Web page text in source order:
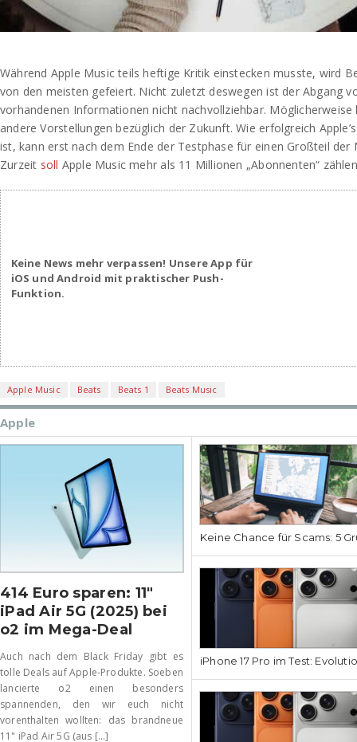
Während Apple Music teils heftige Kritik einstecken musste, wird
von den meisten gefeiert. Nicht zuletzt deswegen ist der Abgang
vorhandenen Informationen nicht nachvollziehbar. Möglicherweise
andere Vorstellungen bezüglich der Zukunft. Wie erfolgreich
ist, kann erst nach dem Ende der Testphase für einen Großteil der
Zurzeit soll Apple Music mehr als 11 Millionen „Abonnenten“
Keine News mehr verpassen! Unsere App für
iOS und Android mit praktischer Push-
Funktion.
Apple Music Beats Beats 1 Beats Music
Apple
414 Euro sparen: 11″
iPad Air 5G (2025) bei
o2 im Mega-Deal
Auch nach dem Black Friday gibt es
tolle Deals auf Apple-Produkte. Soeben
lancierte o2 einen besonders
spannenden, den wir euch nicht
vorenthalten wollten: das brandneue
11" iPad Air 5G (aus [...]
Keine Chance für Scams: 5
iPhone 17 Pro im Test: